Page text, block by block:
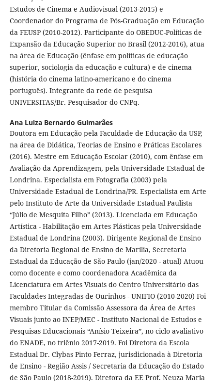
Estudos de Cinema e Audiovisual (2013-2015) e
Coordenador do Programa de Pós-Graduação em Educação
da FEUSP (2010-2012). Participante do OBEDUC-Políticas de
Expansão da Educação Superior no Brasil (2012-2016), atua
na área de Educação (ênfase em políticas de educação
superior, sociologia da educação e cultura) e de cinema
(história do cinema latino-americano e do cinema
português). Integrante da rede de pesquisa
UNIVERSITAS/Br. Pesquisador do CNPq.
Ana Luiza Bernardo Guimarães
Doutora em Educação pela Faculdade de Educação da USP,
na área de Didática, Teorias de Ensino e Práticas Escolares
(2016). Mestre em Educação Escolar (2010), com ênfase em
Avaliação da Aprendizagem, pela Universidade Estadual de
Londrina. Especialista em Fotografia (2003) pela
Universidade Estadual de Londrina/PR. Especialista em Arte
pelo Instituto de Arte da Universidade Estadual Paulista
“Júlio de Mesquita Filho” (2013). Licenciada em Educação
Artística - Habilitação em Artes Plásticas pela Universidade
Estadual de Londrina (2003). Dirigente Regional de Ensino
da Diretoria Regional de Ensino de Marília, Secretaria
Estadual da Educação de São Paulo (jan/2020 - atual) Atuou
como docente e como coordenadora Acadêmica da
Licenciatura em Artes Visuais do Centro Universitário das
Faculdades Integradas de Ourinhos - UNIFIO (2010-2020) Foi
membro Titular da Comissão Assessora da Área de Artes
Visuais junto ao INEP/MEC - Instituto Nacional de Estudos e
Pesquisas Educacionais “Anísio Teixeira”, no ciclo avaliativo
do ENADE, no triênio 2017-2019. Foi Diretora da Escola
Estadual Dr. Clybas Pinto Ferraz, jurisdicionada à Diretoria
de Ensino - Região Assis / Secretaria da Educação do Estado
de São Paulo (2018-2019). Diretora da EE Prof. Neuza Maria